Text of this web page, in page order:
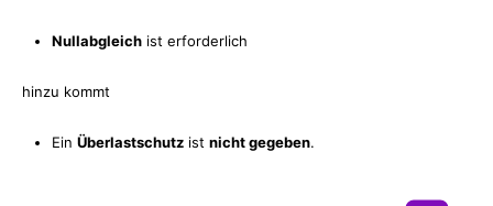
Nullabgleich ist erforderlich
hinzu kommt
Ein Überlastschutz ist nicht gegeben.